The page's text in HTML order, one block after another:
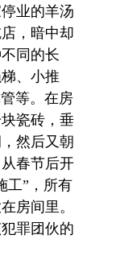
业的羊汤
，暗中却
同的长
、小推
等。在房
瓷砖，垂
然后又朝
春节后开
工”，所有
房间里。
罪团伙的